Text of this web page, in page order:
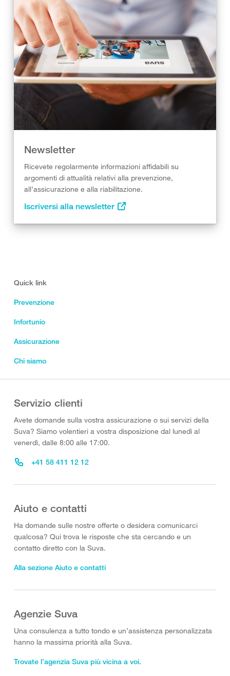
Newsletter
Ricevete regolarmente informazioni affidabili su
argomenti di attualità relativi alla prevenzione,
all’assicurazione e alla riabilitazione.
Iscriversi alla newsletter
Quick link
Prevenzione
Infortunio
Assicurazione
Chi siamo
Servizio clienti
Avete domande sulla vostra assicurazione o sui servizi della
Suva? Siamo volentieri a vostra disposizione dal lunedì al
venerdì, dalle 8:00 alle 17:00.
+41 58 411 12 12
Aiuto e contatti
Ha domande sulle nostre offerte o desidera comunicarci
qualcosa? Qui trova le risposte che sta cercando e un
contatto diretto con la Suva.
Alla sezione Aiuto e contatti
Agenzie Suva
Una consulenza a tutto tondo e un’assistenza personalizzata
hanno la massima priorità alla Suva.
Trovate l’agenzia Suva più vicina a voi.